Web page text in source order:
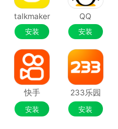
talkmaker
安装
QQ
安装
快手
安装
233乐园
安装